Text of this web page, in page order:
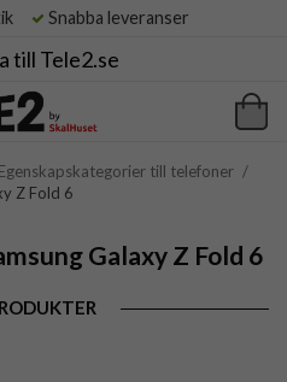
Snabba leveranser
till Tele2.se
Egenskapskategorier till telefoner /
Z Fold 6
Galaxy Z Fold 6